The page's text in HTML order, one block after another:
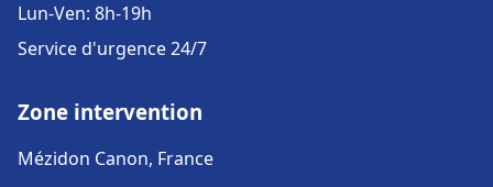
Lun-Ven: 8h-19h
Service d'urgence 24/7
Zone intervention
Mézidon Canon, France